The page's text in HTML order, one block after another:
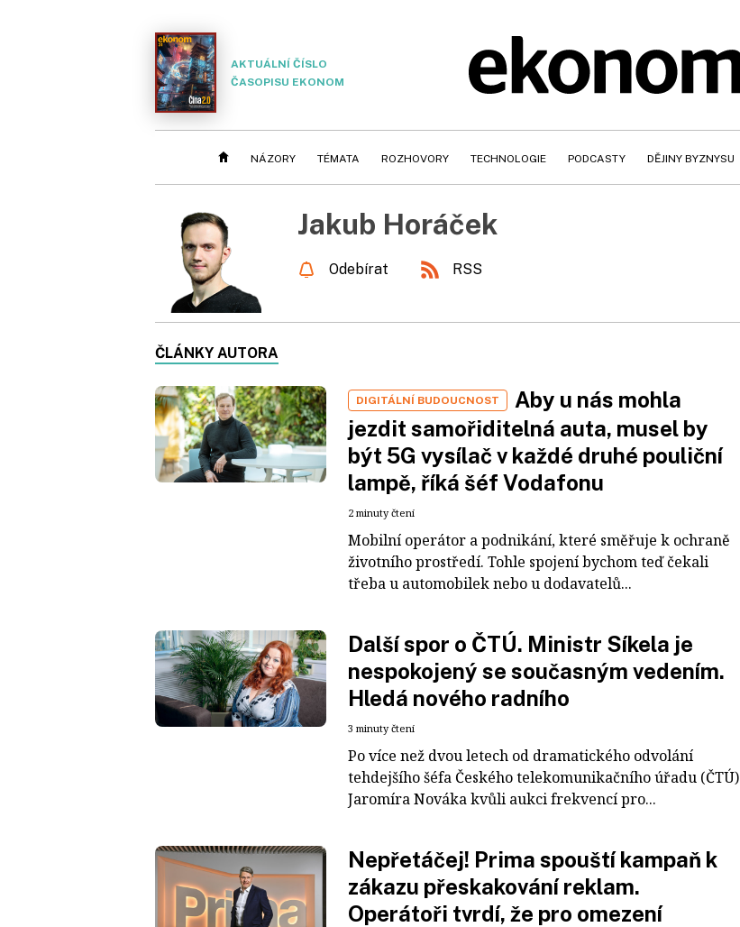
AKTUÁLNÍ ČÍSLO
ČASOPISU EKONOM
NÁZORY TÉMATA ROZHOVORY TECHNOLOGIE PODCASTY DĚJINY BYZNYSU
Jakub Horáček
Odebírat RSS
ČLÁNKY AUTORA
DIGITÁLNÍ BUDOUCNOST
Aby u nás mohla
jezdit samořiditelná auta, musel by
být 5G vysílač v každé druhé pouliční
lampě, říká šéf Vodafonu
2 minuty čtení
Mobilní operátor a podnikání, které směřuje k ochraně
životního prostředí. Tohle spojení bychom teď čekali
třeba u automobilek nebo u dodavatelů...
Další spor o ČTÚ. Ministr Síkela je
nespokojený se současným vedením.
Hledá nového radního
3 minuty čtení
Po více než dvou letech od dramatického odvolání
tehdejšího šéfa Českého telekomunikačního úřadu (ČTÚ)
Jaromíra Nováka kvůli aukci frekvencí pro...
Nepřetáčej! Prima spouští kampaň k
zákazu přeskakování reklam.
Operátoři tvrdí, že pro omezení